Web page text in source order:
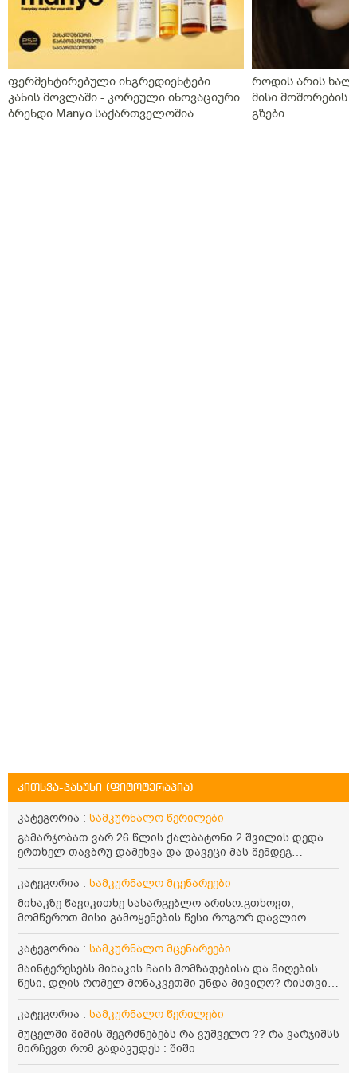
ფერმენტირებული ინგრედიენტები
კანის მოვლაში - კორეული ინოვაციური
ბრენდი Manyo საქართველოშია
როდის არის
მისი მოშორების
გზები
კითხვა-პასუხი (ფიტოტერაპია)
კატეგორია : სამკურნალო წერილები
გამარჯობათ ვარ 26 წლის ქალბატონი 2 შვილის დედა
ერთხელ თავბრუ დამეხვა და დავეცი მას შემდეგ
დამეწყო შიშები ვეღარ გავდიოდი გარეთ რადგან ისევ
ასე ცუდად არ გავხდარიყავი ყურის ანთება მქონდა
მაშინ როგორც გაირკვა მას შემსეგ გავიდა 1 წელზე
მეტინდა კიდე მეხვევა თავბრუ გარეთ გასვილისას
სახლში კარგად ვარ როცა ახსენებენ გარეთ წაავალა
სმაგაზეხ კი ცუდად ვხდებოდი ეხლა როგორმე გავდივარ
ბაღში ჯოხში ზოგჯერ მაქვს შეგრძნება მიწა მეცლება
ფეხებიდან და ჯოხზე უნდა დავეყრდნო აუცილებლად
არვიხი როგორ მოვიქცე რა გავაკეთო ასევე დამეწყო
შიშები უაზროდ შფოთვა რომ ვეღარ გავალ გაერთ
საერთო ან რაომე მსგავსი როგორ მოვიქხე გავხდი
ძალაინ მგრძნობიარე ყველაფერზე მეტირება ( ვინმერ
რომ ჩხუბობს ცუდად ვხდები შიშები მეწყება ეგრევე (
ასევე მაქვს დანგრეული ოჯახი 7 თვეა 5წლიანი
ქორწინება დასრულებული იყო ღალატი პატიებები
კატეგორია : სამკურნალო მცენარეები
მიხაკზე წავიკითხე სასარგებლო არისო.გთხოვთ,
მომწეროთ მისი გამოყენების წესი.როგორ დავლიო
მიხაკის ჩაი. ასევე მაინტერესებს ლეიკოციტები მაქვს
ოდნავ დაბალი და წავიკითხე ლეიკოციტების დონეს
მაღლა წევსო და ასეა?
კატეგორია : სამკურნალო მცენარეები
მაინტერესებს მიხაკის ჩაის მომზადებისა და მიღების
წესი, დღის რომელ მონაკვეთში უნდა მივიღო? რისთვის
არის სასარგებლო და უკუჩვენება თუ აქვს
კატეგორია : სამკურნალო წერილები
მუცელში შიშის შეგრძნებებს რა ვუშველო ?? რა ვარჯიშსს
მირჩევთ რომ გადავუდეს : შიში